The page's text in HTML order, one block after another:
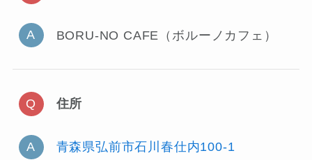
BORU-NO CAFE（ボルーノカフェ）
住所
青森県弘前市石川春仕内100-1